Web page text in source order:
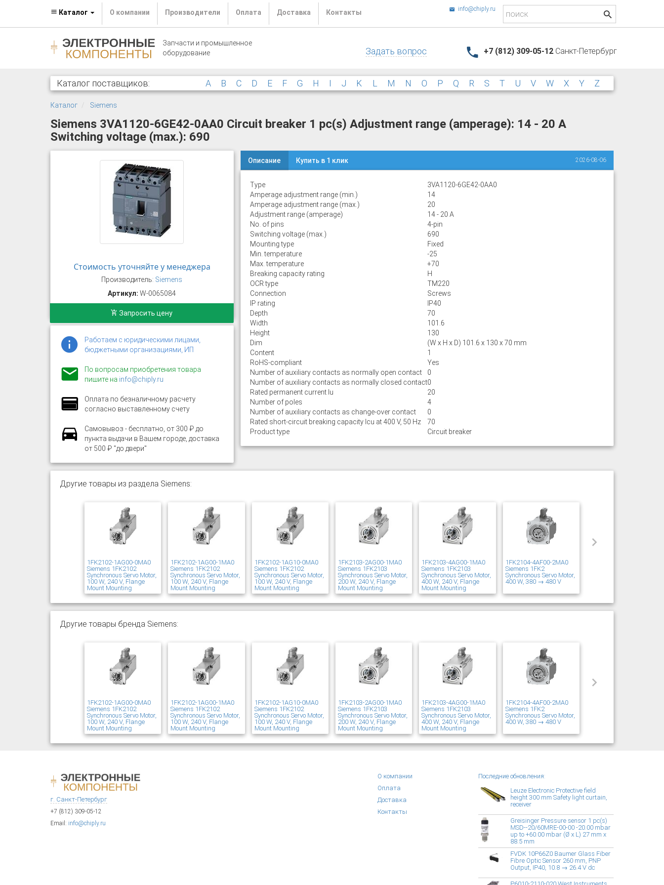
Каталог О компании Производители Оплата Доставка Контакты info@chiply.ru
Запчасти и промышленное
оборудование
Задать вопрос +7 (812) 309-05-12 Санкт-Петербург
Каталог поставщиков: A B C D E F G H I J K L M N O P Q R S T U VW XY Z
Каталог Siemens
Siemens 3VA1120-6GE42-0AA0 Circuit breaker 1 pc(s) Adjustment range (amperage): 14 - 20 A
Switching voltage (max.): 690
Стоимость уточняйте у менеджера
Производитель: Siemens
Артикул: W-0065084
Запросить цену
Работаем с юридическими лицами,
бюджетными организациями, ИП
По вопросам приобретения товара
пишите на info@chiply.ru
Оплата по безналичному расчету
согласно выставленному счету
Самовывоз - бесплатно, от 300 ₽ до
пункта выдачи в Вашем городе, доставка
от 500 ₽ "до двери"
Описание Купить в 1 клик 2026-08-06
Type
3VA1120-6GE42-0AA0
Amperage adjustment range (min.)
14
Amperage adjustment range (max.)
20
Adjustment range (amperage)
14 - 20 A
No. of pins
4-pin
Switching voltage (max.)
690
Mounting type
Fixed
Min. temperature
-25
Max. temperature
+70
Breaking capacity rating
H
OCR type
TM220
Connection
Screws
IP rating
IP40
Depth
70
Width
101.6
Height
130
Dim
(W x H x D) 101.6 x 130 x 70 mm
Content
1
RoHS-compliant
Yes
Number of auxiliary contacts as normally open contact
0
Number of auxiliary contacts as normally closed contact0
Rated permanent current Iu
20
Number of poles
4
Number of auxiliary contacts as change-over contact
0
Rated short-circuit breaking capacity lcu at 400 V, 50 Hz
70
Product type
Circuit breaker
Другие товары из раздела Siemens:
1FK2102-1AG00-0MA0
Siemens 1FK2102
Synchronous Servo Motor,
100 W, 240 V, Flange
Mount Mounting
1FK2102-1AG00-1MA0
Siemens 1FK2102
Synchronous Servo Motor,
100 W, 240 V, Flange
Mount Mounting
1FK2102-1AG10-0MA0
Siemens 1FK2102
Synchronous Servo Motor,
100 W, 240 V, Flange
Mount Mounting
1FK2103-2AG00-1MA0
Siemens 1FK2103
Synchronous Servo Motor,
200 W, 240 V, Flange
Mount Mounting
1FK2103-4AG00-1MA0
Siemens 1FK2103
Synchronous Servo Motor,
400 W, 240 V, Flange
Mount Mounting
1FK2104-4AF00-2MA0
Siemens 1FK2
Synchronous Servo Motor,
400 W, 380 → 480 V
Другие товары бренда Siemens:
1FK2102-1AG00-0MA0
Siemens 1FK2102
Synchronous Servo Motor,
100 W, 240 V, Flange
Mount Mounting
1FK2102-1AG00-1MA0
Siemens 1FK2102
Synchronous Servo Motor,
100 W, 240 V, Flange
Mount Mounting
1FK2102-1AG10-0MA0
Siemens 1FK2102
Synchronous Servo Motor,
100 W, 240 V, Flange
Mount Mounting
1FK2103-2AG00-1MA0
Siemens 1FK2103
Synchronous Servo Motor,
200 W, 240 V, Flange
Mount Mounting
1FK2103-4AG00-1MA0
Siemens 1FK2103
Synchronous Servo Motor,
400 W, 240 V, Flange
Mount Mounting
1FK2104-4AF00-2MA0
Siemens 1FK2
Synchronous Servo Motor,
400 W, 380 → 480 V
г. Санкт-Петербург
+7 (812) 309-05-12
Email: info@chiply.ru
О компании
Оплата
Доставка
Контакты
Последние обновления:
Leuze Electronic Protective field
height 300 mm Safety light curtain,
receiver
Greisinger Pressure sensor 1 pc(s)
MSD--20/60MRE-00-00 -20.00 mbar
up to +60.00 mbar (Ø x L) 27 mm x
88.5 mm
FVDK 10P66Z0 Baumer Glass Fiber
Fibre Optic Sensor 260 mm, PNP
Output, IP40, 10.8 → 26.4 V dc